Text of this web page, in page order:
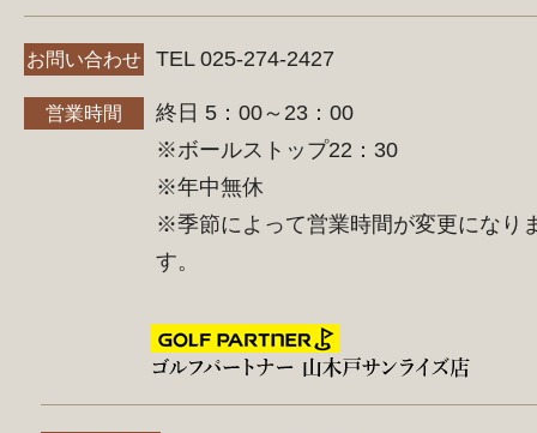
お問い合わせ TEL 025-274-2427
営業時間
終日 5：00～23：00
※ボールストップ22：30
※年中無休
※季節によって営業時間が変更になり
す。